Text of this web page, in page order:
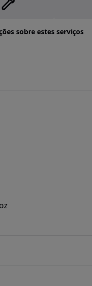
sobre estes serviços